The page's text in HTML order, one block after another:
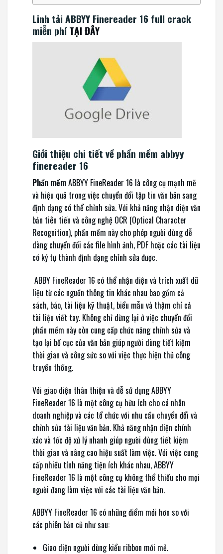
Linh tải ABBYY Finereader 16 full crack
miễn phíTẠI ĐÂY
Giới thiệu chi tiết về phần mềm abbyy
finereader 16
Phần mềmABBYY FineReader 16 là công cụ mạnh mẽ
và hiệu quả trong việc chuyển đổi tập tin văn bản sang
định dạng có thể chỉnh sửa. Với khả năng nhận diện văn
bản tiên tiến và công nghệ OCR (Optical Character
Recognition), phần mềm này cho phép người dùng dễ
dàng chuyển đổi các file hình ảnh, PDF hoặc các tài liệu
có ký tự thành định dạng chỉnh sửa được.
ABBY FineReader 16 có thể nhận diện và trích xuất dữ
liệu từ các nguồn thông tin khác nhau bao gồm cả
sách, báo, tài liệu kỹ thuật, biểu mẫu và thậm chí cả
tài liệu viết tay. Không chỉ dừng lại ở việc chuyển đổi
phần mềm này còn cung cấp chức năng chỉnh sửa và
tạo lại bố cục của văn bản giúp người dùng tiết kiệm
thời gian và công sức so với việc thực hiện thủ công
truyền thống.
Với giao diện thân thiện và dễ sử dụng ABBYY
FineReader 16 là một công cụ hữu ích cho cá nhân
doanh nghiệp và các tổ chức với nhu cầu chuyển đổi và
chỉnh sửa tài liệu văn bản. Khả năng nhận diện chính
xác và tốc độ xử lý nhanh giúp người dùng tiết kiệm
thời gian và nâng cao hiệu suất làm việc. Với việc cung
cấp nhiều tính năng tiện ích khác nhau, ABBYY
FineReader 16 là một công cụ không thể thiếu cho mọi
người đang làm việc với các tài liệu văn bản.
ABBYY FineReader 16 có những điểm mới hơn so với
các phiên bản cũ như sau:
Giao diện người dùng kiểu ribbon mới mẻ.